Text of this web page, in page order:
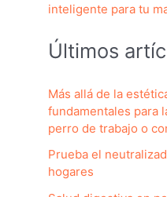
inteligente para tu
Últimos
Más allá de la
fundamentales para
perro de trabajo o
Prueba el
hogares